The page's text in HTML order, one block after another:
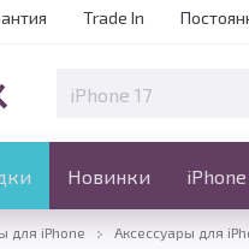
Trade In
Новинки iPhone
Скидки Новинки
для iPhone Аксессуары для